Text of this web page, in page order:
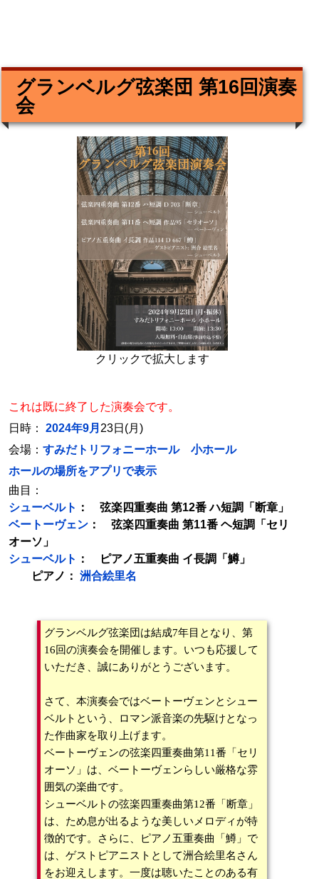
グランベルグ弦楽団 第16回演奏
会
クリックで拡大します
これは既に終了した演奏会です。
日時： 2024年9月 23日(月)
会場： すみだトリフォニーホール 小ホール
ホールの場所をアプリで表示
曲目：
シューベルト ： 弦楽四重奏曲 第12番 ハ短調「断章」
ベートーヴェン ： 弦楽四重奏曲 第11番 ヘ短調「セリ
オーソ」
シューベルト ： ピアノ五重奏曲 イ長調「鱒」
ピアノ： 洲合絵里名
グランベルグ弦楽団は結成7年目となり、第
16回の演奏会を開催します。いつも応援して
いただき、誠にありがとうございます。
さて、本演奏会ではベートーヴェンとシュー
ベルトという、ロマン派音楽の先駆けとなっ
た作曲家を取り上げます。
ベートーヴェンの弦楽四重奏曲第11番「セリ
オーソ」は、ベートーヴェンらしい厳格な雰
囲気の楽曲です。
シューベルトの弦楽四重奏曲第12番「断章」
は、ため息が出るような美しいメロディが特
徴的です。さらに、ピアノ五重奏曲「鱒」で
は、ゲストピアニストとして洲合絵里名さん
をお迎えします。一度は聴いたことのある有